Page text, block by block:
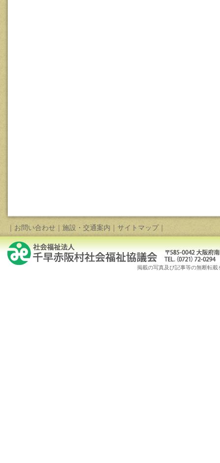
｜ お問い合わせ ｜ 施設・交通案内 ｜ サイトマップ｜
掲載の写真及び記事等の無断転